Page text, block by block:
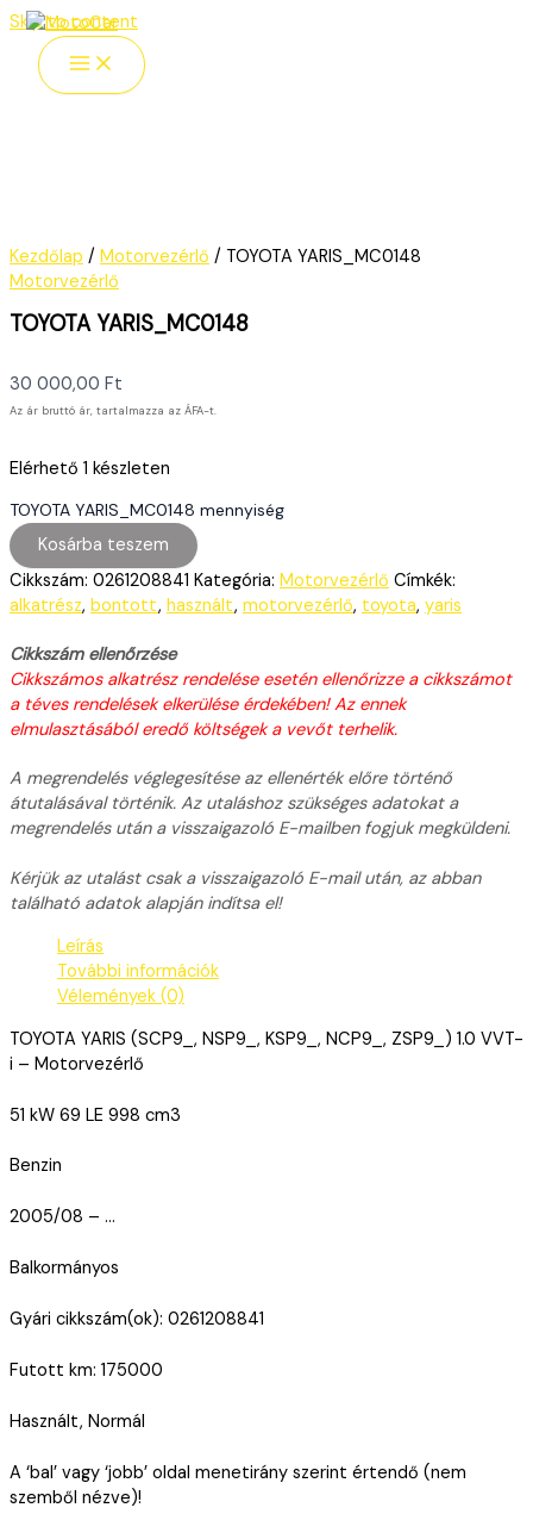
Skip to content
Kezdőlap / Motorvezérlő / TOYOTA YARIS_MC0148
Motorvezérlő
TOYOTA YARIS_MC0148
30 000,00 Ft
Az ár bruttó ár, tartalmazza az ÁFA-t.
Elérhető 1 készleten
TOYOTA YARIS_MC0148 mennyiség
Kosárba teszem
Cikkszám: 0261208841 Kategória: Motorvezérlő Címkék:
alkatrész, bontott, használt, motorvezérlő, toyota, yaris
Cikkszám ellenőrzése
Cikkszámos alkatrész rendelése esetén ellenőrizze a cikkszámot
a téves rendelések elkerülése érdekében! Az ennek
elmulasztásából eredő költségek a vevőt terhelik.
A megrendelés véglegesítése az ellenérték előre történő
átutalásával történik. Az utaláshoz szükséges adatokat a
megrendelés után a visszaigazoló E-mailben fogjuk megküldeni.
Kérjük az utalást csak a visszaigazoló E-mail után, az abban
található adatok alapján indítsa el!
Leírás
További információk
Vélemények (0)
TOYOTA YARIS (SCP9_, NSP9_, KSP9_, NCP9_, ZSP9_) 1.0 VVT-
i – Motorvezérlő
51 kW 69 LE 998 cm3
Benzin
2005/08 – …
Balkormányos
Gyári cikkszám(ok): 0261208841
Futott km: 175000
Használt, Normál
A ‘bal’ vagy ‘jobb’ oldal menetirány szerint értendő (nem
szemből nézve)!